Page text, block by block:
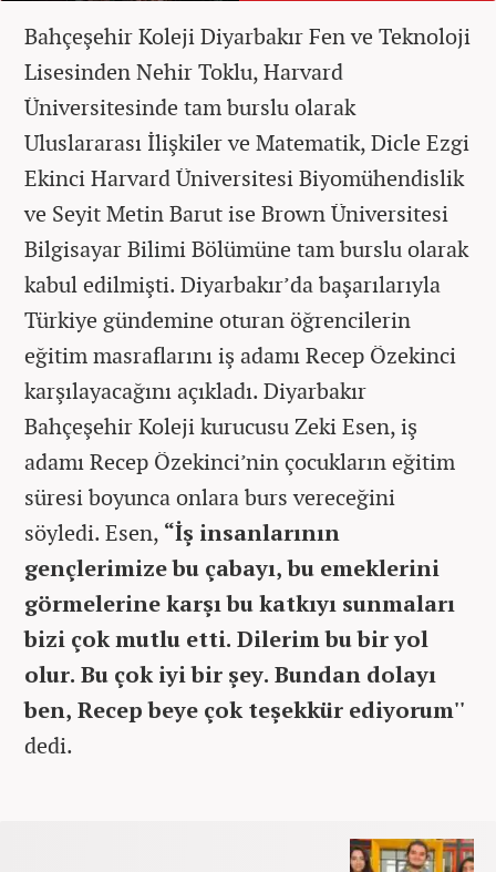
Bahçeşehir Koleji Diyarbakır Fen ve Teknoloji
Lisesinden Nehir Toklu, Harvard
Üniversitesinde tam burslu olarak
Uluslararası İlişkiler ve Matematik, Dicle Ezgi
Ekinci Harvard Üniversitesi Biyomühendislik
ve Seyit Metin Barut ise Brown Üniversitesi
Bilgisayar Bilimi Bölümüne tam burslu olarak
kabul edilmişti. Diyarbakır’da başarılarıyla
Türkiye gündemine oturan öğrencilerin
eğitim masraflarını iş adamı Recep Özekinci
karşılayacağını açıkladı. Diyarbakır
Bahçeşehir Koleji kurucusu Zeki Esen, iş
adamı Recep Özekinci’nin çocukların eğitim
süresi boyunca onlara burs vereceğini
söyledi. Esen, “İş insanlarının
gençlerimize bu çabayı, bu emeklerini
görmelerine karşı bu katkıyı sunmaları
bizi çok mutlu etti. Dilerim bu bir yol
olur. Bu çok iyi bir şey. Bundan dolayı
ben, Recep beye çok teşekkür ediyorum''
dedi.